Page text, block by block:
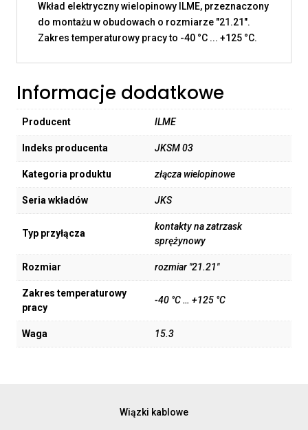
Wkład elektryczny wielopinowy ILME, przeznaczony
do montażu w obudowach o rozmiarze "21.21".
Zakres temperaturowy pracy to -40 °C ... +125 °C.
Informacje dodatkowe
Producent ILME
Indeks producenta JKSM 03
Kategoria produktu złącza wielopinowe
Seria wkładów JKS
Typ przyłącza
kontakty na zatrzask
sprężynowy
Rozmiar rozmiar "21.21"
Zakres temperaturowy
pracy
-40 °C … +125 °C
Waga 15.3
Wiązki kablowe